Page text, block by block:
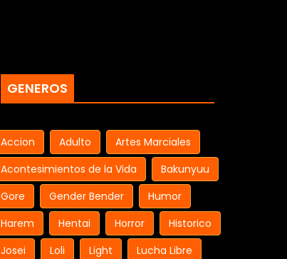
GENEROS
Accion Adulto
Artes Marciales
Acontesimientos de la Vida
Bakunyuu
Gore
Gender Bender
Humor
Harem
Hentai Horror
Historico
Josei
Loli Light
Lucha Libre